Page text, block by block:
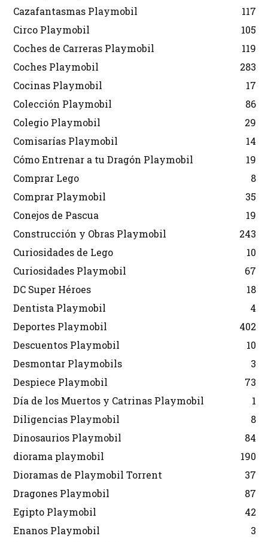
Cazafantasmas Playmobil
117
Circo Playmobil
105
Coches de Carreras Playmobil
119
Coches Playmobil
283
Cocinas Playmobil
17
Colección Playmobil
86
Colegio Playmobil
29
Comisarías Playmobil
14
Cómo Entrenar a tu Dragón Playmobil
19
Comprar Lego
8
Comprar Playmobil
35
Conejos de Pascua
19
Construcción y Obras Playmobil
243
Curiosidades de Lego
10
Curiosidades Playmobil
67
DC Super Héroes
18
Dentista Playmobil
4
Deportes Playmobil
402
Descuentos Playmobil
10
Desmontar Playmobils
3
Despiece Playmobil
73
Día de los Muertos y Catrinas Playmobil
1
Diligencias Playmobil
8
Dinosaurios Playmobil
84
diorama playmobil
190
Dioramas de Playmobil Torrent
37
Dragones Playmobil
87
Egipto Playmobil
42
Enanos Playmobil
3